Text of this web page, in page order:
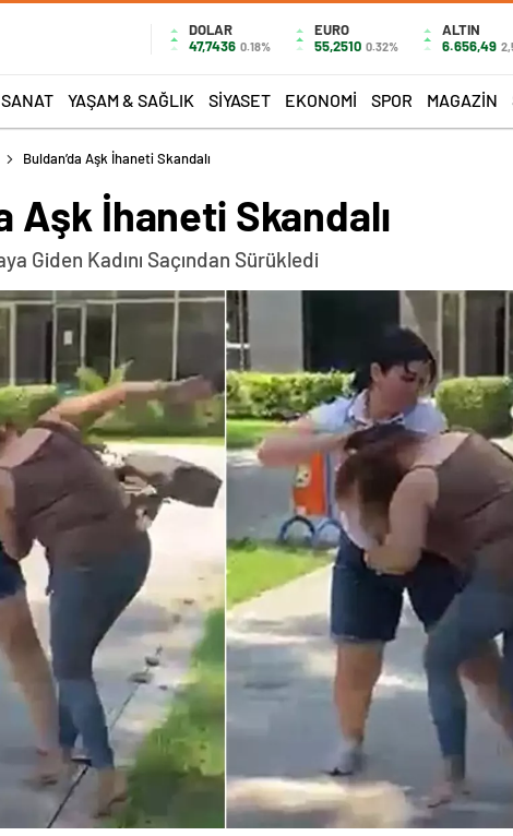
DOLAR
47,7436 0.18%
EURO
55,2510 0.32%
ALTIN
6.656,49
YAŞAM & SAĞLIK SIYASET EKONOMI SPOR MAGAZIN
Buldan’da Aşk İhaneti Skandalı
Aşk İhaneti Skandalı
Giden Kadını Saçından Sürükledi